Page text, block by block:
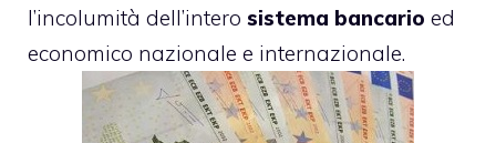
l’incolumità dell’intero sistema bancario ed
economico nazionale e internazionale.